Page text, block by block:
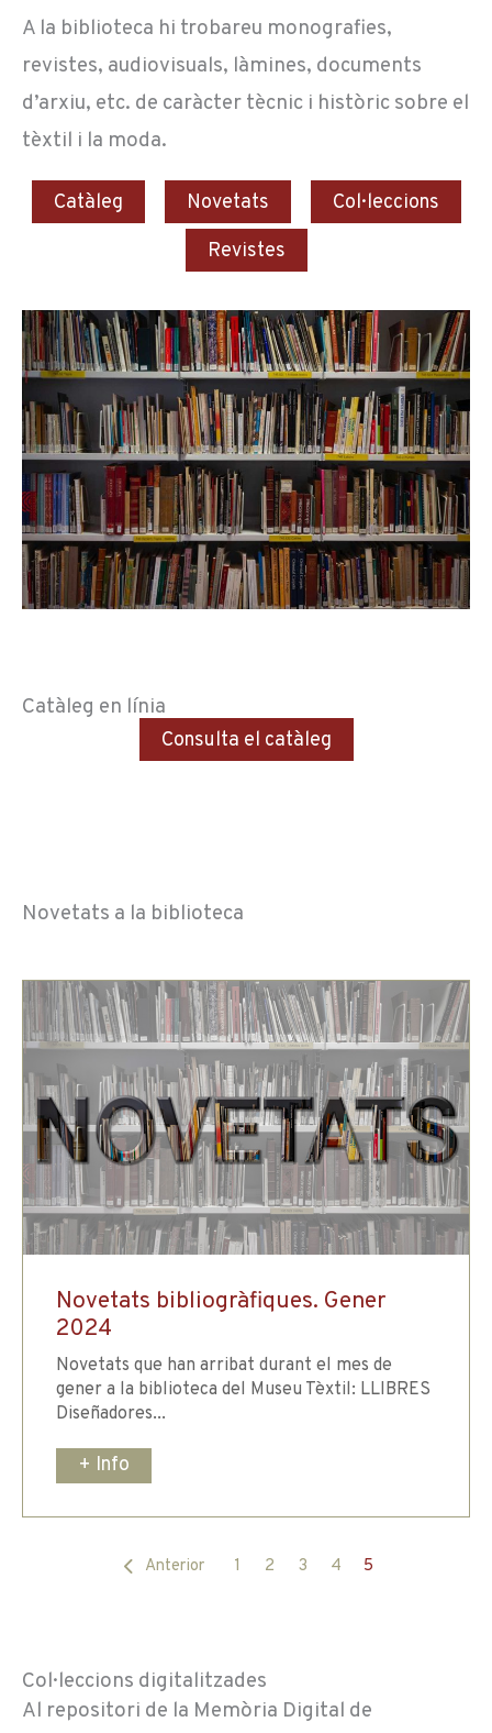
A la biblioteca hi trobareu monografies,
revistes, audiovisuals, làmines, documents
d’arxiu, etc. de caràcter tècnic i històric sobre el
tèxtil i la moda.
Catàleg Novetats
Col·leccions
Revistes
Catàleg en línia
Consulta el catàleg
Novetats a la biblioteca
Novetats bibliogràfiques. Gener
2024
Novetats que han arribat durant el mes de
gener a la biblioteca del Museu Tèxtil: LLIBRES
Diseñadores...
+ Info
Anterior 1 2 3 4 5
Col·leccions digitalitzades
Al repositori de la Memòria Digital de